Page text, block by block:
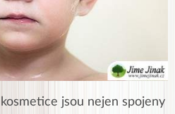
jsou nejen spojeny